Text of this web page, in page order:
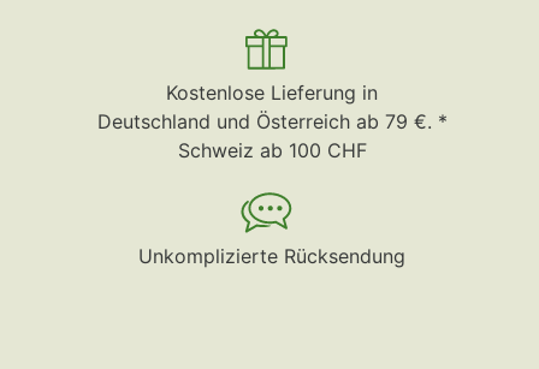
Kostenlose Lieferung in
Deutschland und Österreich ab 79 €. *
Schweiz ab 100 CHF
Unkomplizierte Rücksendung